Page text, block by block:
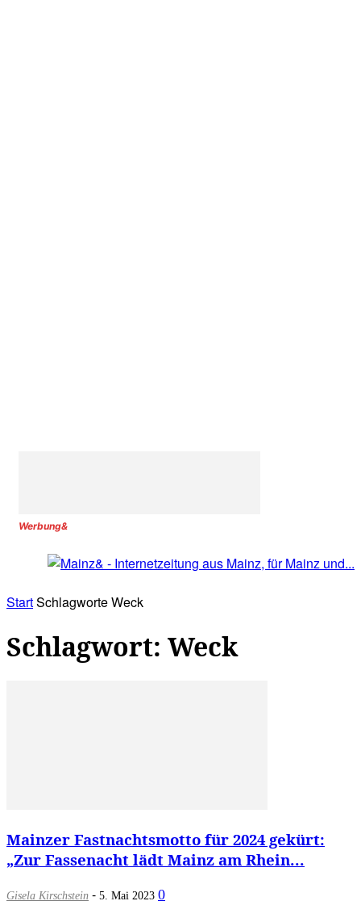
Werbung&
StartSchlagworteWeck
Schlagwort: Weck
Mainzer Fastnachtsmotto für 2024 gekürt:
„Zur Fassenacht lädt Mainz am Rhein...
Gisela Kirschstein - 5. Mai 2023 0